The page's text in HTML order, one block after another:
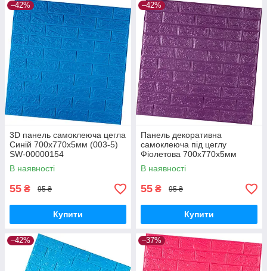
–42%
3D панель самоклеюча цегла
Синій 700х770х5мм (003-5)
SW-00000154
В наявності
55 ₴ 95 ₴
Купити
–42%
Панель декоративна
самоклеюча під цеглу
Фіолетова 700х770х5мм
(016-5) SW-00000150
В наявності
55 ₴ 95 ₴
Купити
–42% –37%